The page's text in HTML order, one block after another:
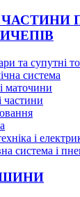
ЧАСТИНИ
та супутні
система
маточини
частини
і
система і
ШИНИ